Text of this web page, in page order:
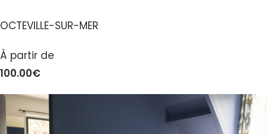
OCTEVILLE-SUR-MER
À partir de
100.00€